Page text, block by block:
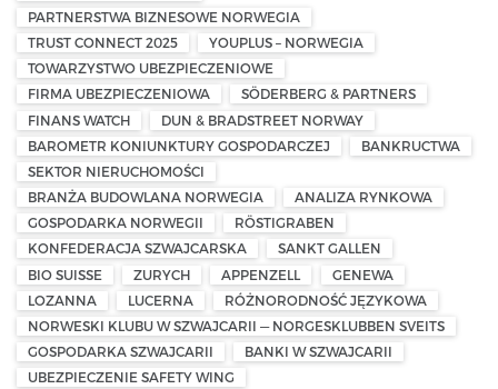
PARTNERSTWA BIZNESOWE NORWEGIA
TRUST CONNECT 2025
YOUPLUS – NORWEGIA
TOWARZYSTWO UBEZPIECZENIOWE
FIRMA UBEZPIECZENIOWA
SÖDERBERG & PARTNERS
FINANS WATCH
DUN & BRADSTREET NORWAY
BAROMETR KONIUNKTURY GOSPODARCZEJ
BANKRUCTWA
SEKTOR NIERUCHOMOŚCI
BRANŻA BUDOWLANA NORWEGIA
ANALIZA RYNKOWA
GOSPODARKA NORWEGII
RÖSTIGRABEN
KONFEDERACJA SZWAJCARSKA
SANKT GALLEN
BIO SUISSE
ZURYCH APPENZELL
GENEWA
LOZANNA
LUCERNA
RÓŻNORODNOŚĆ JĘZYKOWA
NORWESKI KLUBU W SZWAJCARII — NORGESKLUBBEN SVEITS
GOSPODARKA SZWAJCARII
BANKI W SZWAJCARII
UBEZPIECZENIE SAFETY WING